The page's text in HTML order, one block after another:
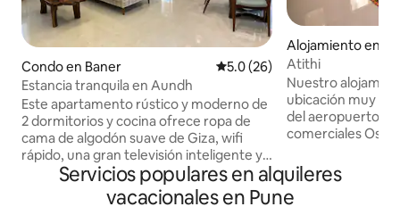
Condo en Baner Calificación promedio: 5.0 de
5.0 (26)
Estancia tranquila en Aundh
Este apartamento rústico y moderno de
2 dormitorios y cocina ofrece ropa de
cama de algodón suave de Giza, wifi
rápido, una gran televisión inteligente y
una cocina totalmente equipada con
cubiertos de calidad. Se proporcionan
toallas limpias, un kit dental, champú y
Alojamiento en
Atithi
Nuestro
ubicación muy
del aeropuerto,
comerciales
Es una parte de
especialmente
seguridad, la
Servicios populares en alquileres
vacacionales en Pune